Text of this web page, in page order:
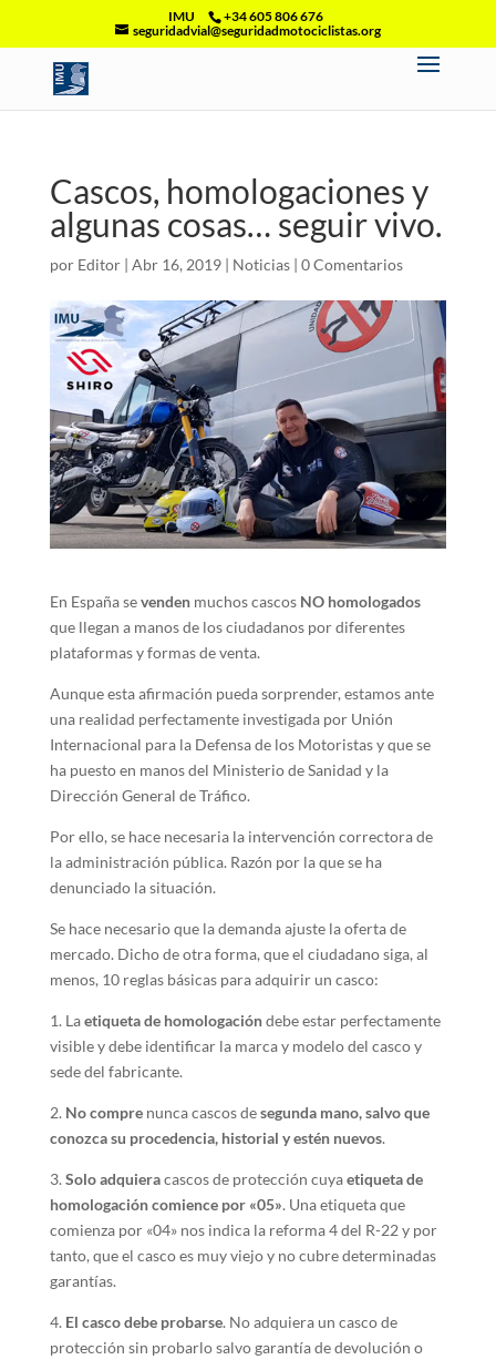
IMU
+34 605 806 676
seguridadvial@seguridadmotociclistas.org
Cascos, homologaciones y
algunas cosas… seguir vivo.
por Editor| Abr 16, 2019| Noticias| 0 Comentarios
En España sevendenmuchos cascos NO homologados
que llegan a manos de los ciudadanos por diferentes
plataformas y formas de venta.
Aunque esta afirmación pueda sorprender, estamos ante
una realidad perfectamente investigada por Unión
Internacional para la Defensa de los Motoristas y que se
ha puesto en manos del Ministerio de Sanidad y la
Dirección General de Tráfico.
Por ello, se hace necesaria la intervención correctora de
la administración pública. Razón por la que se ha
denunciado la situación.
Se hace necesario que la demanda ajuste la oferta de
mercado. Dicho de otra forma, que el ciudadano siga, al
menos, 10 reglas básicas para adquirir un casco:
1. Laetiqueta de homologacióndebe estar perfectamente
visible y debe identificar la marca y modelo del casco y
sede del fabricante.
2. No comprenunca cascos desegunda mano, salvo que
conozca su procedencia, historial y estén nuevos.
3. Solo adquieracascos de protección cuyaetiqueta de
homologación comience por «05». Una etiqueta que
comienza por «04» nos indica la reforma 4 del R-22 y por
tanto, que el casco es muy viejo y no cubre determinadas
garantías.
4. El casco debe probarse. No adquiera un casco de
protección sin probarlo salvo garantía de devolución o